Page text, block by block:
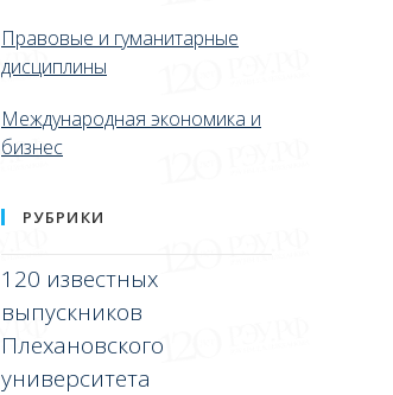
Правовые и гуманитарные
дисциплины
Международная экономика и
бизнес
РУБРИКИ
120 известных
выпускников
Плехановского
университета